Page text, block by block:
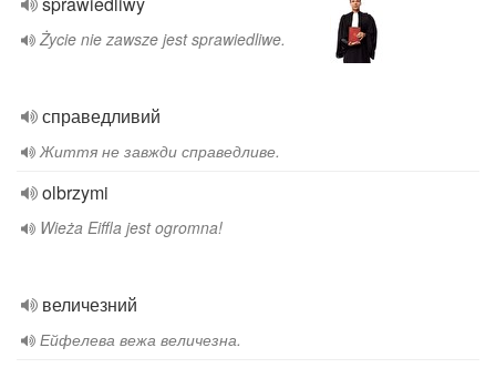
Życie nie zawsze jest sprawiedliwe.
справедливий
Життя не завжди справедливе.
olbrzymi
Wieża Eiffla jest ogromna!
величезний
Ейфелева вежа величезна.